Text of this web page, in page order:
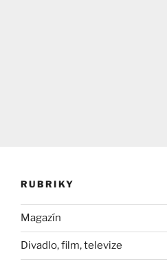
RUBRIKY
Magazín
Divadlo, film, televize